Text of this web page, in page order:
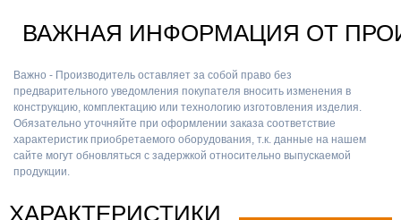
ВАЖНАЯ ИНФОРМАЦИЯ ОТ
Важно - Производитель оставляет за собой право без
предварительного уведомления покупателя вносить изменения в
конструкцию, комплектацию или технологию изготовления изделия.
Обязательно уточняйте при оформлении заказа соответствие
характеристик приобретаемого оборудования, т.к. данные на нашем
сайте могут обновляться с задержкой относительно выпускаемой
продукции.
ХАРАКТЕРИСТИКИ